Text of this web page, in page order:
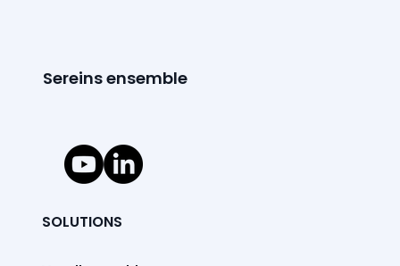
Sereins ensemble
SOLUTIONS